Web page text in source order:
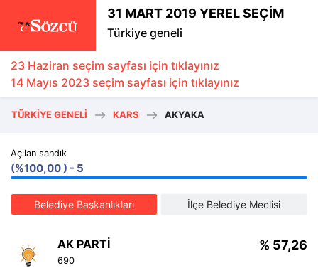
31 MART 2019 YEREL SEÇİM
Türkiye geneli
23 Haziran seçim sayfası için tıklayınız
14 Mayıs 2023 seçim sayfası için tıklayınız
TÜRKIYE GENELI KARS AKYAKA
Açılan sandık
(%100,00 ) - 5
Belediye Başkanlıkları İlçe Belediye Meclisi
AK PARTI % 57,26
690